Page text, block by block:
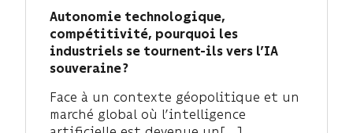
Autonomie technologique,
compétitivité, pourquoi les
industriels se tournent-ils vers l’IA
souveraine ?
Face à un contexte géopolitique et un
marché global où l’intelligence